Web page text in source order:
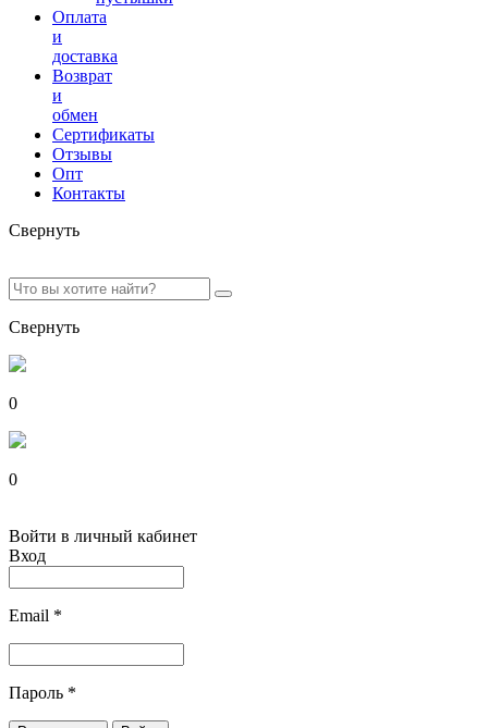
Оплата
и
доставка
Возврат
и
обмен
Сертификаты
Отзывы
Опт
Контакты
Свернуть
Свернуть
0
0
Войти в личный кабинет
Вход
Email *
Пароль *